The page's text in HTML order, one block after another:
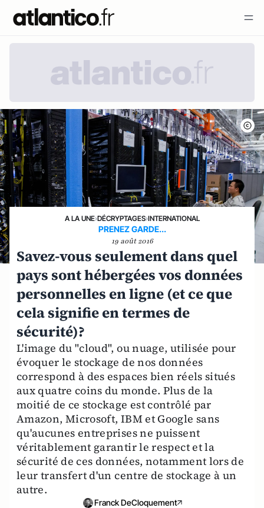
A LA UNE›DÉCRYPTAGES›INTERNATIONAL
PRENEZ GARDE...
19 août 2016
Savez-vous seulement dans quel
pays sont hébergées vos données
personnelles en ligne (et ce que
cela signifie en termes de
sécurité)?
L'image du "cloud", ou nuage, utilisée pour
évoquer le stockage de nos données
correspond à des espaces bien réels situés
aux quatre coins du monde. Plus de la
moitié de ce stockage est contrôlé par
Amazon, Microsoft, IBM et Google sans
qu'aucunes entreprises ne puissent
véritablement garantir le respect et la
sécurité de ces données, notamment lors de
leur transfert d'un centre de stockage à un
autre.
Franck DeCloquement